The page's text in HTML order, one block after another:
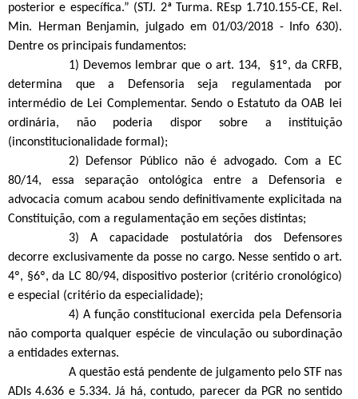
posterior e específica.” (STJ. 2ª Turma. REsp 1.710.155-CE, Rel.
Min. Herman Benjamin, julgado em 01/03/2018 - Info 630).
Dentre os principais fundamentos:
1) Devemos lembrar que o art. 134,
§1º, da CRFB,
determina que a Defensoria seja regulamentada por
intermédio de Lei Complementar. Sendo o Estatuto da OAB lei
ordinária, não poderia dispor sobre a instituição
(inconstitucionalidade formal);
2) Defensor Público não é advogado. Com a EC
80/14, essa separação ontológica entre a Defensoria e
advocacia comum acabou sendo definitivamente explicitada na
Constituição, com a regulamentação em seções distintas;
3) A capacidade postulatória dos Defensores
decorre exclusivamente da posse no cargo. Nesse sentido o art.
4º, §6º, da LC 80/94, dispositivo posterior (critério cronológico)
e especial (critério da especialidade);
4) A função constitucional exercida pela Defensoria
não comporta qualquer espécie de vinculação ou subordinação
a entidades externas.
A questão está pendente de julgamento pelo STF nas
ADIs 4.636 e 5.334. Já há, contudo, parecer da PGR no sentido